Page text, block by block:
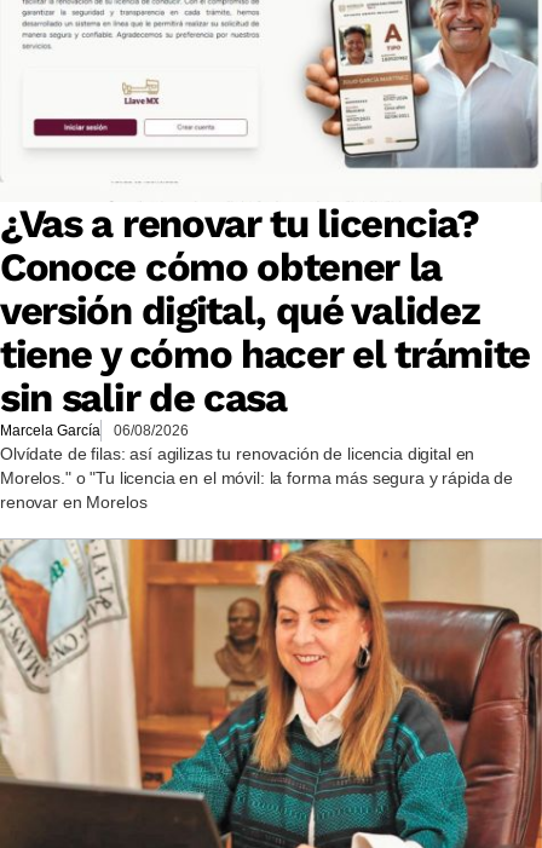
¿Vas a renovar tu licencia?
Conoce cómo obtener la
versión digital, qué validez
tiene y cómo hacer el trámite
sin salir de casa
Marcela García 06/08/2026
Olvídate de filas: así agilizas tu renovación de licencia digital en
Morelos." o "Tu licencia en el móvil: la forma más segura y rápida de
renovar en Morelos